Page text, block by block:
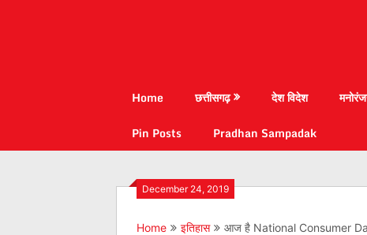
Home छत्तीसगढ़ देश विदेश
Pin Posts
Pradhan Sampadak
December 24, 2019
Home इतिहास आज है National Consumer